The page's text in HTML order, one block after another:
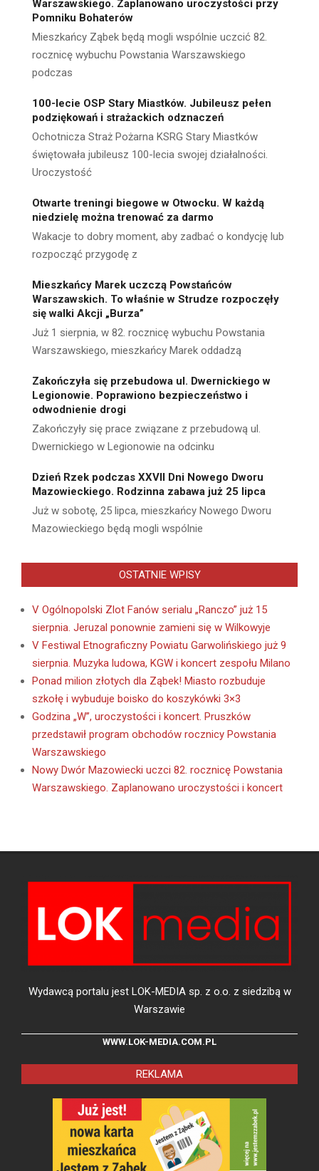
Warszawskiego. Zaplanowano uroczystości przy
Pomniku Bohaterów
Mieszkańcy Ząbek będą mogli wspólnie uczcić 82.
rocznicę wybuchu Powstania Warszawskiego
podczas
100-lecie OSP Stary Miastków. Jubileusz pełen
podziękowań i strażackich odznaczeń
Ochotnicza Straż Pożarna KSRG Stary Miastków
świętowała jubileusz 100-lecia swojej działalności.
Uroczystość
Otwarte treningi biegowe w Otwocku. W każdą
niedzielę można trenować za darmo
Wakacje to dobry moment, aby zadbać o kondycję lub
rozpocząć przygodę z
Mieszkańcy Marek uczczą Powstańców
Warszawskich. To właśnie w Strudze rozpoczęły
się walki Akcji „Burza”
Już 1 sierpnia, w 82. rocznicę wybuchu Powstania
Warszawskiego, mieszkańcy Marek oddadzą
Zakończyła się przebudowa ul. Dwernickiego w
Legionowie. Poprawiono bezpieczeństwo i
odwodnienie drogi
Zakończyły się prace związane z przebudową ul.
Dwernickiego w Legionowie na odcinku
Dzień Rzek podczas XXVII Dni Nowego Dworu
Mazowieckiego. Rodzinna zabawa już 25 lipca
Już w sobotę, 25 lipca, mieszkańcy Nowego Dworu
Mazowieckiego będą mogli wspólnie
OSTATNIE WPISY
V Ogólnopolski Zlot Fanów serialu „Ranczo” już 15
sierpnia. Jeruzal ponownie zamieni się w Wilkowyje
V Festiwal Etnograficzny Powiatu Garwolińskiego już 9
sierpnia. Muzyka ludowa, KGW i koncert zespołu Milano
Ponad milion złotych dla Ząbek! Miasto rozbuduje
szkołę i wybuduje boisko do koszykówki 3×3
Godzina „W”, uroczystości i koncert. Pruszków
przedstawił program obchodów rocznicy Powstania
Warszawskiego
Nowy Dwór Mazowiecki uczci 82. rocznicę Powstania
Warszawskiego. Zaplanowano uroczystości i koncert
Wydawcą portalu jest LOK-MEDIA sp. z o.o. z siedzibą w
Warszawie
WWW.LOK-MEDIA.COM.PL
REKLAMA